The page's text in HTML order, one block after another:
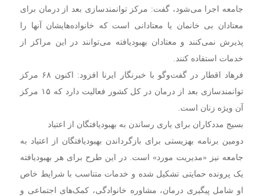
جامعه اجرا می‌شود، گفت: ‌مرکز توانمندسازی بعد از درمان برای
معتادان بی خانمان یا معتادانی است که خانواده‌هایشان آنها را
پذیرش نمی‌کنند و معتادان بهبودیافته می‌توانند در این مراکز از
خدمات استفاده کنند.
فرهاد اقطار در گفت‌وگو با خبرنگار ایرنا افزود: اکنون ۶۸ مرکز
توانمندسازی بعد از درمان در کل کشور فعالیت دارد که ۱۵ مرکز
آن ویژه زنان است.
بسیج مددکاران برای یاری رساندن به بهبودیافتگان از اعتیاد
دومین برنامه بهزیستی برای بازگرداندن بهبودیافتگان از اعتیاد به
جامعه نیز «مدیریت مورد» است. در این طرح برای هر بهبودیافته
یک پرونده حمایتی تشکیل شده و خدمات متناسب با شرایط خاص
او شامل پیگیری درمان، مشاوره خانوادگی، کمک‌های اجتماعی و